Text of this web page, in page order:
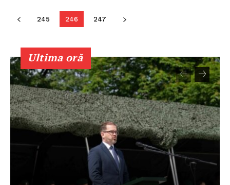
FREEDOM HOUSE ROMÂNIA
PRESShub
Despre noi / Echipa
Proiecte editoriale
Rețea
Contact
245 246 247
Ultima oră